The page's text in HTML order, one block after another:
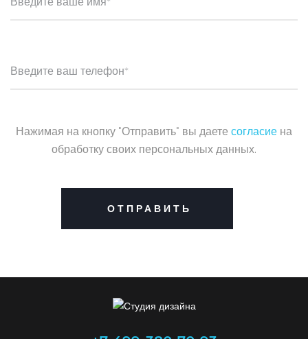
Нажимая на кнопку "Отправить" вы даете согласие на
обработку своих персональных данных.